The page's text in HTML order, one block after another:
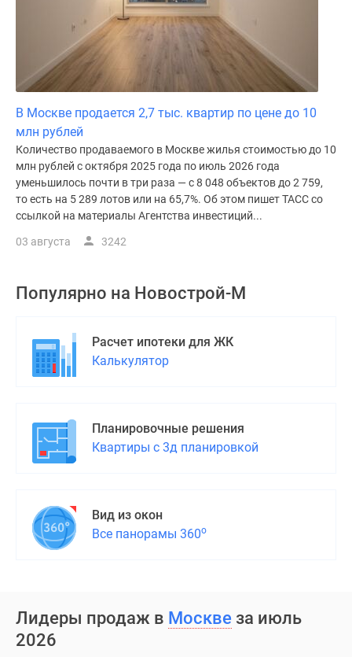
В Москве продается 2,7 тыс. квартир по цене до 10
млн рублей
Количество продаваемого в Москве жилья стоимостью до 10
млн рублей с октября 2025 года по июль 2026 года
уменьшилось почти в три раза — с 8 048 объектов до 2 759,
то есть на 5 289 лотов или на 65,7%. Об этом пишет ТАСС со
ссылкой на материалы Агентства инвестиций...
03 августа 3242
Популярно на Новострой-М
Расчет ипотеки для ЖК
Калькулятор
Планировочные решения
Квартиры с 3д планировкой
Вид из окон
Все панорамы 360о
Лидеры продаж в Москве за июль
2026